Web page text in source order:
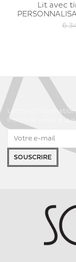
Lit avec
6
Lettre
Inscrivez-vous à la
SOUSCRIRE